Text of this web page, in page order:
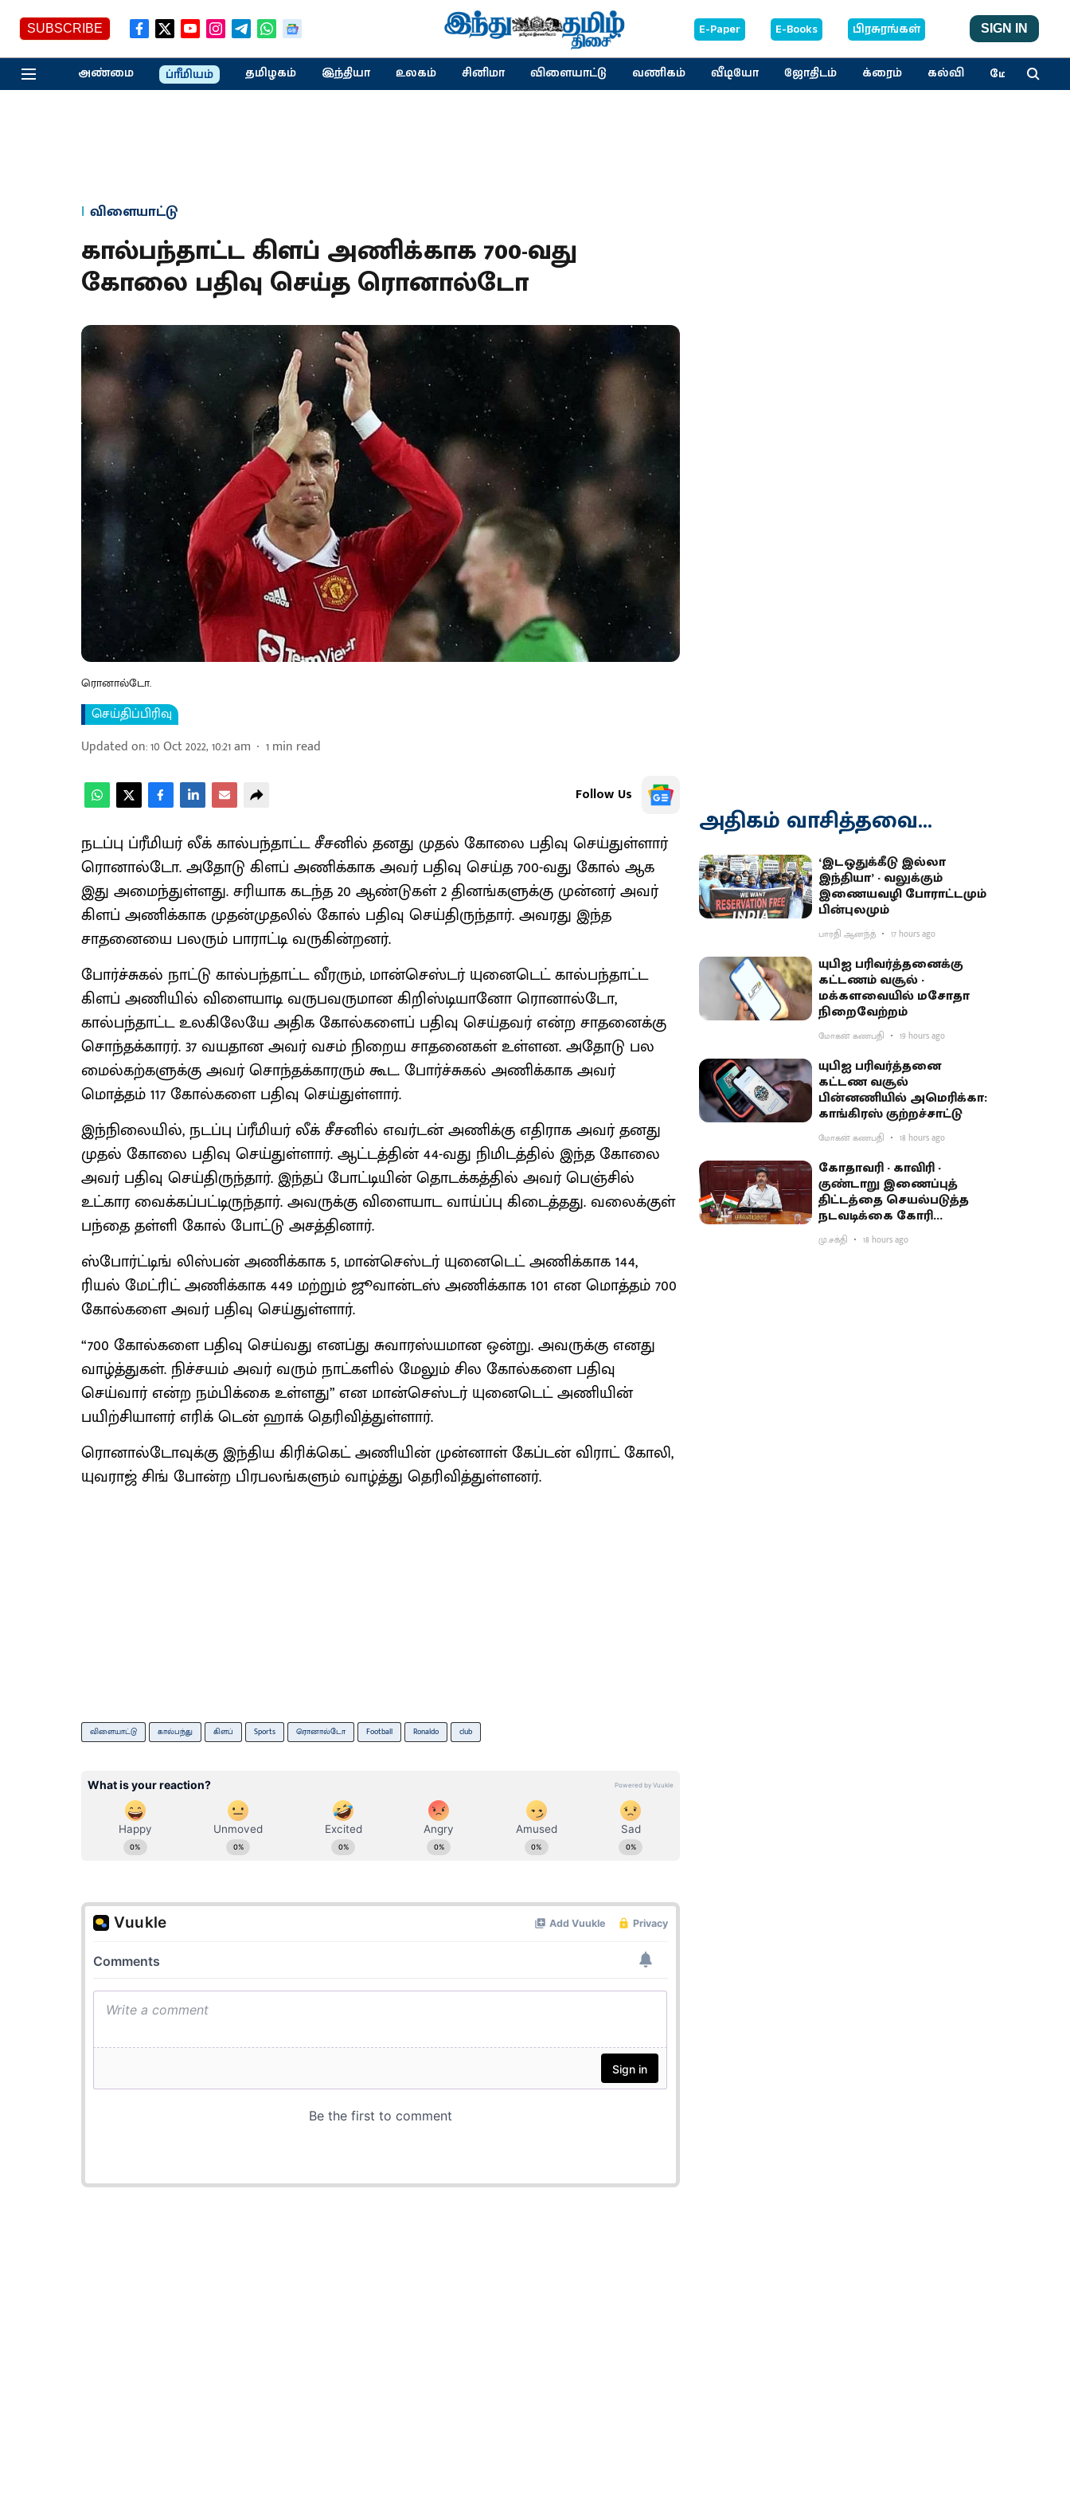
SUBSCRIBE E-Paper E-Books பிரசுரங்கள் SIGN IN
அண்மை ப்ரீமியம் தமிழகம் இந்தியா உலகம் சினிமா விளையாட்டு வணிகம் வீடியோ ஜோதிடம் க்ரைம் கல்வி மேலும்
விளையாட்டு
கால்பந்தாட்ட கிளப் அணிக்காக 700-வது
கோலை பதிவு செய்த ரொனால்டோ
ரொனால்டோ.
செய்திப்பிரிவு
Updated on:10 Oct 2022, 10:21 am 1min read
Follow Us
நடப்பு ப்ரீமியர் லீக் கால்பந்தாட்ட சீசனில் தனது முதல் கோலை பதிவு செய்துள்ளார்
ரொனால்டோ. அதோடு கிளப் அணிக்காக அவர் பதிவு செய்த 700-வது கோல் ஆக
இது அமைந்துள்ளது. சரியாக கடந்த 20 ஆண்டுகள் 2 தினங்களுக்கு முன்னர் அவர்
கிளப் அணிக்காக முதன்முதலில் கோல் பதிவு செய்திருந்தார். அவரது இந்த
சாதனையை பலரும் பாராட்டி வருகின்றனர்.
போர்ச்சுகல் நாட்டு கால்பந்தாட்ட வீரரும், மான்செஸ்டர் யுனைடெட் கால்பந்தாட்ட
கிளப் அணியில் விளையாடி வருபவருமான கிறிஸ்டியானோ ரொனால்டோ,
கால்பந்தாட்ட உலகிலேயே அதிக கோல்களைப் பதிவு செய்தவர் என்ற சாதனைக்கு
சொந்தக்காரர். 37 வயதான அவர் வசம் நிறைய சாதனைகள் உள்ளன. அதோடு பல
மைல்கற்களுக்கு அவர் சொந்தக்காரரும் கூட. போர்ச்சுகல் அணிக்காக அவர்
மொத்தம் 117 கோல்களை பதிவு செய்துள்ளார்.
இந்நிலையில், நடப்பு ப்ரீமியர் லீக் சீசனில் எவர்டன் அணிக்கு எதிராக அவர் தனது
முதல் கோலை பதிவு செய்துள்ளார். ஆட்டத்தின் 44-வது நிமிடத்தில் இந்த கோலை
அவர் பதிவு செய்திருந்தார். இந்தப் போட்டியின் தொடக்கத்தில் அவர் பெஞ்சில்
உட்கார வைக்கப்பட்டிருந்தார். அவருக்கு விளையாட வாய்ப்பு கிடைத்தது. வலைக்குள்
பந்தை தள்ளி கோல் போட்டு அசத்தினார்.
ஸ்போர்ட்டிங் லிஸ்பன் அணிக்காக 5, மான்செஸ்டர் யுனைடெட் அணிக்காக 144,
ரியல் மேட்ரிட் அணிக்காக 449 மற்றும் ஜூவான்டஸ் அணிக்காக 101 என மொத்தம் 700
கோல்களை அவர் பதிவு செய்துள்ளார்.
“700 கோல்களை பதிவு செய்வது எனப்து சுவாரஸ்யமான ஒன்று. அவருக்கு எனது
வாழ்த்துகள். நிச்சயம் அவர் வரும் நாட்களில் மேலும் சில கோல்களை பதிவு
செய்வார் என்ற நம்பிக்கை உள்ளது” என மான்செஸ்டர் யுனைடெட் அணியின்
பயிற்சியாளர் எரிக் டென் ஹாக் தெரிவித்துள்ளார்.
ரொனால்டோவுக்கு இந்திய கிரிக்கெட் அணியின் முன்னாள் கேப்டன் விராட் கோலி,
யுவராஜ் சிங் போன்ற பிரபலங்களும் வாழ்த்து தெரிவித்துள்ளனர்.
விளையாட்டு கால்பந்து கிளப் Sports ரொனால்டோ Football Ronaldo club
அதிகம் வாசித்தவை...
‘இடஒதுக்கீடு இல்லா
இந்தியா’ - வலுக்கும்
இணையவழி போராட்டமும்
பின்புலமும்
பாரதி ஆனந்த் 17 hours ago
யுபிஐ பரிவர்த்தனைக்கு
கட்டணம் வசூல் -
மக்களவையில் மசோதா
நிறைவேற்றம்
மோகன் கணபதி 19 hours ago
யுபிஐ பரிவர்த்தனை
கட்டண வசூல்
பின்னணியில் அமெரிக்கா:
காங்கிரஸ் குற்றச்சாட்டு
மோகன் கணபதி 18 hours ago
கோதாவரி - காவிரி -
குண்டாறு இணைப்புத்
திட்டத்தை செயல்படுத்த
நடவடிக்கை கோரி
பிரதமருக்கு முதல்வர்
விஜய் கடிதம்
மு.சக்தி 18 hours ago